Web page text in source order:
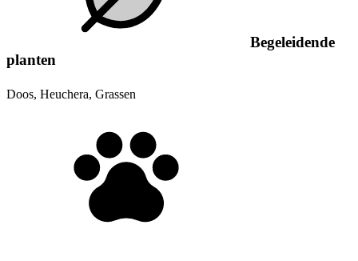
Begeleidende
planten
Doos, Heuchera, Grassen